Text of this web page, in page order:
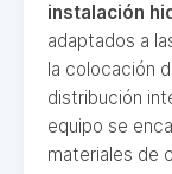
instalación
adaptados a
la colocación
distribución
equipo se
materiales de